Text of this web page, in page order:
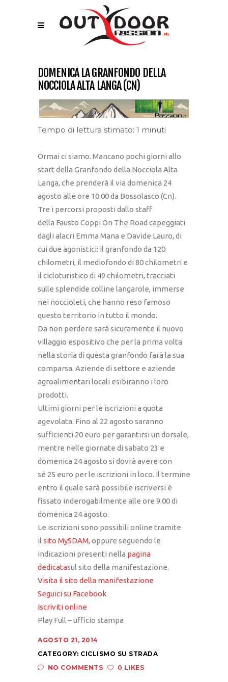
DOMENICA LA GRANFONDO DELLA
NOCCIOLA ALTA LANGA (CN)
Tempo di lettura stimato: 1 minuti
Ormai ci siamo. Mancano pochi giorni allo
start della Granfondo della Nocciola Alta
Langa, che prenderà il via domenica 24
agosto alle ore 10.00 da Bossolasco (Cn).
Tre i percorsi proposti dallo staff
della Fausto Coppi On The Road capeggiati
dagli alacri Emma Mana e Davide Lauro, di
cui due agonistici: il granfondo da 120
chilometri, il mediofondo di 80 chilometri e
il cicloturistico di 49 chilometri, tracciati
sulle splendide colline langarole, immerse
nei noccioleti, che hanno reso famoso
questo territorio in tutto il mondo.
Da non perdere sarà sicuramente il nuovo
villaggio espositivo che per la prima volta
nella storia di questa granfondo farà la sua
comparsa. Aziende di settore e aziende
agroalimentari locali esibiranno i loro
prodotti.
Ultimi giorni per le iscrizioni a quota
agevolata. Fino al 22 agosto saranno
sufficienti 20 euro per garantirsi un dorsale,
mentre nelle giornate di sabato 23 e
domenica 24 agosto si dovrà avere con
sé 25 euro per le iscrizioni in loco. Il termine
entro il quale sarà possibile iscriversi è
fissato inderogabilmente alle ore 9.00 di
domenica 24 agosto.
Le iscrizioni sono possibili online tramite
il sito MySDAM, oppure seguendo le
indicazioni presenti nella pagina
dedicatasul sito della manifestazione.
Visita il sito della manifestazione
Seguici su Facebook
Iscriviti online
Play Full – ufficio stampa
AGOSTO 21, 2014
CATEGORY: CICLISMO SU STRADA
NO COMMENTS
0 LIKES